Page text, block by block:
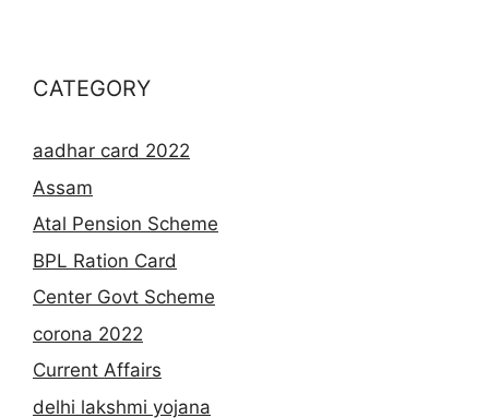
CATEGORY
aadhar card 2022
Assam
Atal Pension Scheme
BPL Ration Card
Center Govt Scheme
corona 2022
Current Affairs
delhi lakshmi yojana